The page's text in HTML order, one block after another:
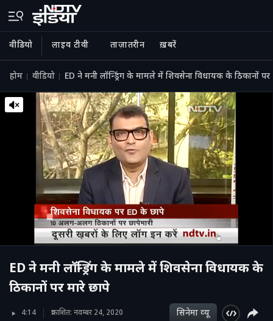
वीडियो लाइव टीवी ताज़ातरीन ख़बरें
होम वीडियो ED ने मनी लॉन्ड्रिंग के मामले में शिवसेना विधायक के ठिकानों पर
ED ने मनी लॉन्ड्रिंग के मामले में शिवसेना विधायक के
ठिकानों पर मारे छापे
4:14 प्रकाशित: नवम्बर 24, 2020 सिनेमा व्‍यू